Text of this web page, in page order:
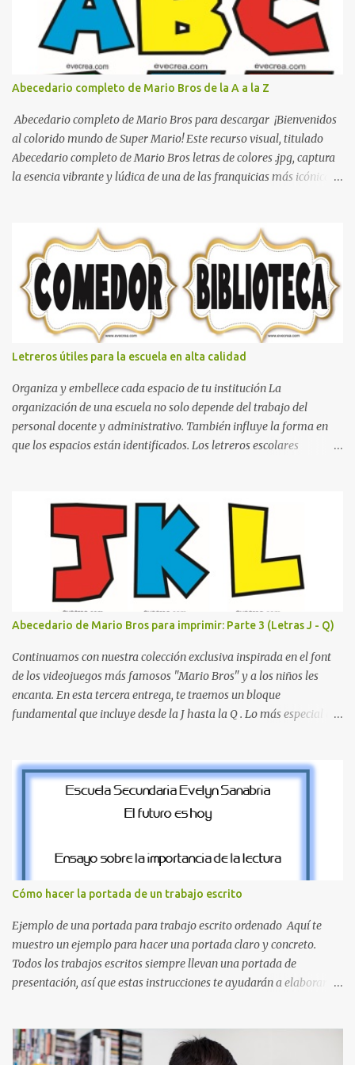
que se pueden hacer con gomas de coche
Abecedario completo de Mario Bros de la A a la Z
Abecedario completo de Mario Bros para descargar ¡Bienvenidos
al colorido mundo de Super Mario! Este recurso visual, titulado
Abecedario completo de Mario Bros letras de colores .jpg, captura
la esencia vibrante y lúdica de una de las franquicias más icónicas
tipografía clásica y robusta que los fans han reconocido por
décadas. En esta primera sección, el abecedario nos presenta:
Identidad Visual: Un diseño de bloques con bordes negros gruesos
que resaltan sobre cualquier fondo. Paleta de Colores: Una
secuencia dinámica que alterna entre el rojo de Mario, el verde de
Luigi, y los tonos azul y amarillo clásicos de los elementos del
juego. Contenido Actual: La imagen muestra la organización desde
la letra A hasta la M, estableciendo el estilo geométrico y divertido
que define a toda la colección. Primera parte del juego de letras
in...
Letreros útiles para la escuela en alta calidad
Organiza y embellece cada espacio de tu institución La
organización de una escuela no solo depende del trabajo del
personal docente y administrativo. También influye la forma en
que los espacios están identificados. Los letreros escolares
decorativo que hace que la institución luzca más ordenada,
moderna y acogedora. Pensando en esta necesidad, he diseñado
una colección de letreros útiles para la escuela con un estilo
elegante, fácil de leer y listo para imprimir en alta calidad. Su
diseño busca combinar funcionalidad y estética, logrando que
cualquier institución educativa proyecte una imagen más
organizada y profesional. ¿Por qué son importantes los letreros
escolares? En una escuela conviven diariamente cientos de
personas. Para quienes visitan la institución por primera vez,
encontrar la biblioteca, la dirección o un aula específica puede
resultar c...
Abecedario de Mario Bros para imprimir: Parte 3 (Letras J - Q)
Continuamos con nuestra colección exclusiva inspirada en el font
de los videojuegos más famosos "Mario Bros" y a los niños les
encanta. En esta tercera entrega, te traemos un bloque
fundamental que incluye desde la J hasta la Q . Lo más especial de
desde la J hasta la Q ¿Qué incluye este bloque de letras? En esta
sección de evecrea.com , encontrarás imágenes individuales en alta
resolución de las siguientes letras: Letras vibrantes : La J y la M en
la Q en amarillo brillante, junto con la N y la P en un verde
inspirado en los niveles de los juegos. Formas icónicas : No te
pierdas la letra O , diseñada con ese estilo geométrico tan carac...
Cómo hacer la portada de un trabajo escrito
Ejemplo de una portada para trabajo escrito ordenado Aquí te
muestro un ejemplo para hacer una portada claro y concreto.
Todos los trabajos escritos siempre llevan una portada de
presentación, así que estas instrucciones te ayudarán a elaborar
compartir el enlace de este artículo para que así como a ti también
ellos se puedan guiar con esta explicación. Los datos esenciales